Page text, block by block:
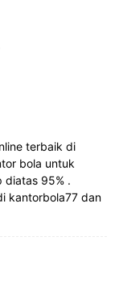
terbaik di
bola untuk
diatas 95% .
kantorbola77 dan